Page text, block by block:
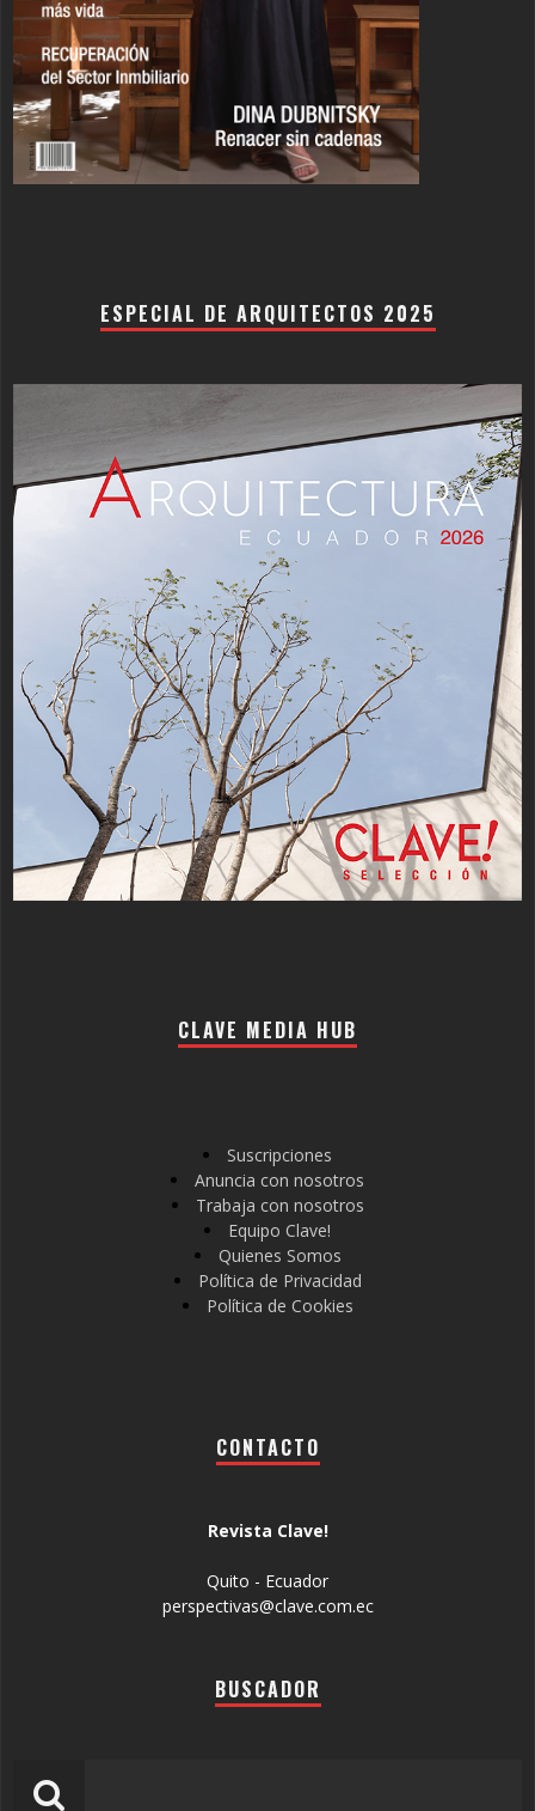
ESPECIAL DE ARQUITECTOS 2025
CLAVE MEDIA HUB
Suscripciones
Anuncia con nosotros
Trabaja con nosotros
Equipo Clave!
Quienes Somos
Política de Privacidad
Política de Cookies
CONTACTO
Revista Clave!
Quito - Ecuador
perspectivas@clave.com.ec
BUSCADOR